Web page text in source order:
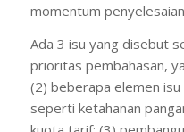
momentum
Ada 3 isu yang disebut
prioritas pembahasan,
(2) beberapa elemen
seperti ketahanan